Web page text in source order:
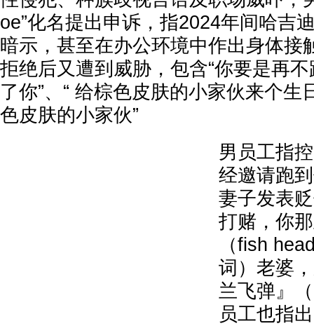
oe”化名提出申诉，指2024年间哈吉
暗示，甚至在办公环境中作出身体接
拒绝后又遭到威胁，包含“你要是再
了你”、“ 给棕色皮肤的小家伙来个生
色皮肤的小家伙”
男员工指
经邀请跑
妻子发表
打赌，你
（fish
词）老婆
兰飞弹』
员工也指